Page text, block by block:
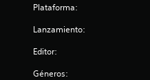
Plataforma:
Lanzamiento:
Editor:
Géneros: